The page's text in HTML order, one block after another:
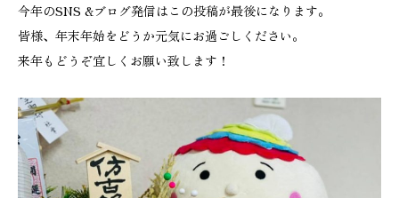
今年のSNS &ブログ発信はこの投稿が最後になります。
皆様、年末年始をどうか元気にお過ごしください。
来年もどうぞ宜しくお願い致します！